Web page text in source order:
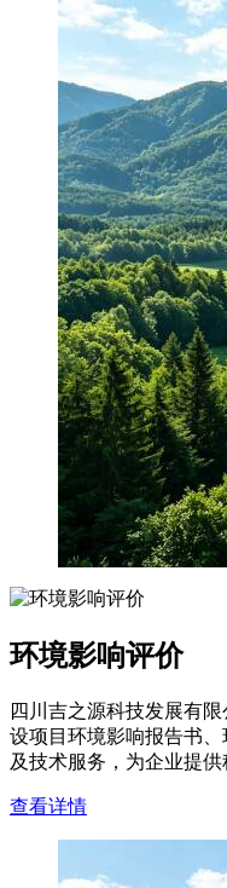
环境影响评价
四川吉之源科技发展有
设项目环境影响报告书
及技术服务，为企业提
查看详情